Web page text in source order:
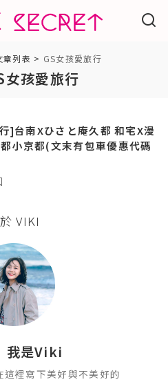
章列表 > GS女孩愛旅行
女孩愛旅行
]台南Xひさと庵久都 和宅X漫
小京都(文末有包車優惠代碼
VIKI
我是Viki
裡寫下美好與不美好的